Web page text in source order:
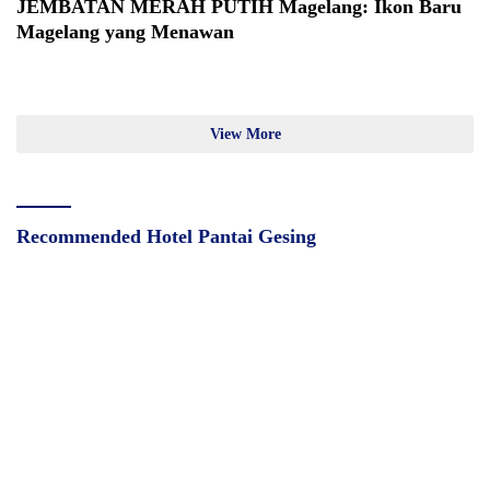
JEMBATAN MERAH PUTIH Magelang: Ikon Baru
Magelang yang Menawan
View More
Recommended Hotel Pantai Gesing